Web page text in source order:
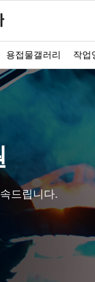
용접물갤러리 작업
드립니다.